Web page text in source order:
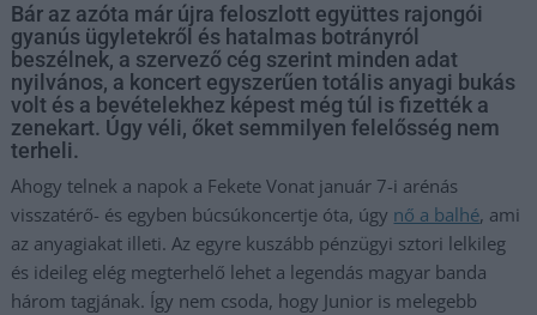
Bár az azóta már újra feloszlott együttes rajongói
gyanús ügyletekről és hatalmas botrányról
beszélnek, a szervező cég szerint minden adat
nyilvános, a koncert egyszerűen totális anyagi bukás
volt és a bevételekhez képest még túl is fizették a
zenekart. Úgy véli, őket semmilyen felelősség nem
terheli.
Ahogy telnek a napok a Fekete Vonat január 7-i arénás
visszatérő- és egyben búcsúkoncertje óta, úgy nő a balhé, ami
az anyagiakat illeti. Az egyre kuszább pénzügyi sztori lelkileg
és ideileg elég megterhelő lehet a legendás magyar banda
három tagjának. Így nem csoda, hogy Junior is melegebb